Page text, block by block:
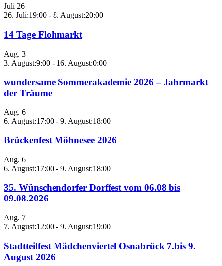
Juli 26
26. Juli:19:00 - 8. August:20:00
14 Tage Flohmarkt
Aug. 3
3. August:9:00 - 16. August:0:00
wundersame Sommerakademie 2026 – Jahrmarkt
der Träume
Aug. 6
6. August:17:00 - 9. August:18:00
Brückenfest Möhnesee 2026
Aug. 6
6. August:17:00 - 9. August:18:00
35. Wünschendorfer Dorffest vom 06.08 bis
09.08.2026
Aug. 7
7. August:12:00 - 9. August:19:00
Stadtteilfest Mädchenviertel Osnabrück 7.bis 9.
August 2026